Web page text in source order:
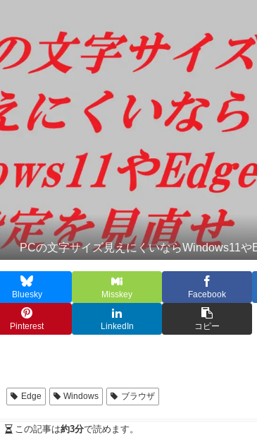
PCの文字サイズ見えにくいならWindows11や
Bluesky Misskey Facebook
Pinterest LinkedIn コピー
Edge Windows ブラウザ
この記事は約3分で読めます。